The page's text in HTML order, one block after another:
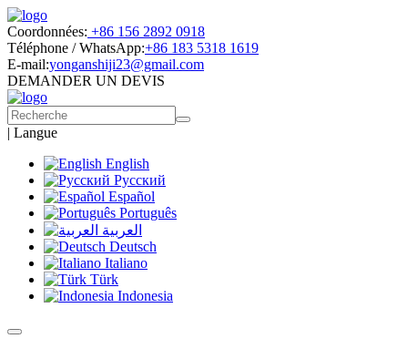
Coordonnées: +86 156 2892 0918
Téléphone / WhatsApp:+86 183 5318 1619
E-mail:yonganshiji23@gmail.com
DEMANDER UN DEVIS
| Langue
English
Русский
Español
Português
العربية
Deutsch
Italiano
Türk
Indonesia